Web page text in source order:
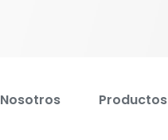
Nosotros Productos